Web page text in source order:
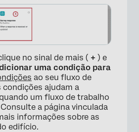
no sinal de mais ( + ) e
uma condição para
ao seu fluxo de
condições ajudam a
um fluxo de trabalho
a página vinculada
informações sobre as
edifício.